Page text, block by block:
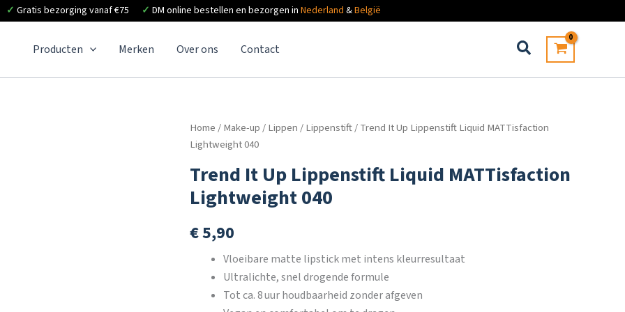
✓ Gratis bezorging vanaf €75 ✓ DM online bestellen en bezorgen in Nederland &België
Producten Merken Over ons Contact
Home/Make-up/Lippen/Lippenstift/ Trend It Up Lippenstift Liquid MATTisfaction
Lightweight 040
Trend It Up Lippenstift Liquid MATTisfaction
Lightweight 040
€5,90
Vloeibare matte lipstick met intens kleurresultaat
Ultralichte, snel drogende formule
Tot ca. 8 uur houdbaarheid zonder afgeven